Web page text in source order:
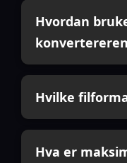
Hvordan
Hvilke
Hva er